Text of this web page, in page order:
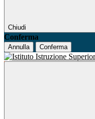
Chiudi
Conferma
Annulla Conferma